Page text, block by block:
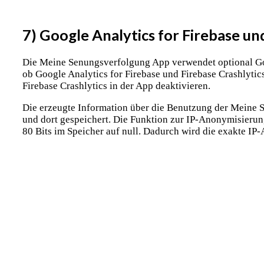
7) Google Analytics for Firebase
Die Meine Senungsverfolgung App verwendet optional
ob Google Analytics for Firebase und Firebase
Firebase Crashlytics in der App deaktivieren.
Die erzeugte Information über die Benutzung der Meine
und dort gespeichert. Die Funktion zur IP-
80 Bits im Speicher auf null. Dadurch wird die exakte IP-